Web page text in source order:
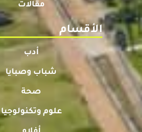
مقالات
الأقسام
أدب
شباب وصبايا
صحة
علوم وتكنولوجيا